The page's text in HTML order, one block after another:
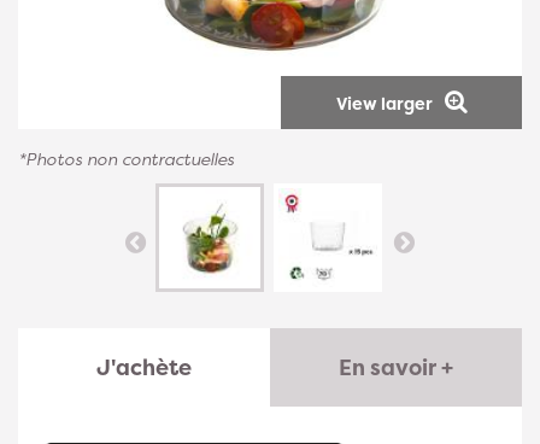
View larger
*Photos non contractuelles
J'achète En savoir +